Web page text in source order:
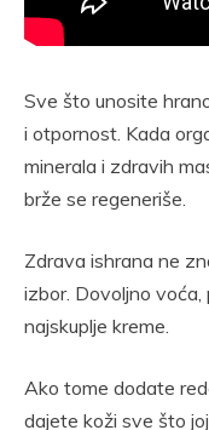
Sve što unosite
i otpornost. Kada
minerala i zdravih
brže se regeneriše.
Zdrava ishrana ne
izbor. Dovoljno
najskuplje kreme.
Ako tome dodate
dajete koži sve što